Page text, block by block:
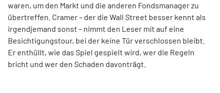
waren, um den Markt und die anderen Fondsmanager zu
übertreffen. Cramer – der die Wall Street besser kennt als
irgendjemand sonst – nimmt den Leser mit auf eine
Besichtigungstour, bei der keine Tür verschlossen bleibt.
Er enthüllt, wie das Spiel gespielt wird, wer die Regeln
bricht und wer den Schaden davonträgt.